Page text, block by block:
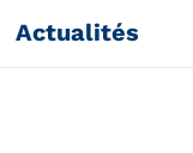
Actualités